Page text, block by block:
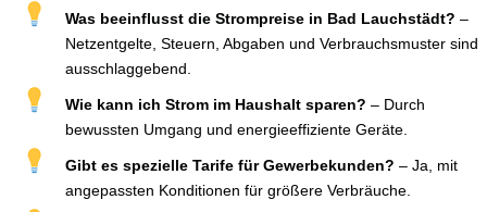
Was beeinflusst die Strompreise in Bad Lauchstädt? –
Netzentgelte, Steuern, Abgaben und Verbrauchsmuster sind
ausschlaggebend.
Wie kann ich Strom im Haushalt sparen? – Durch
bewussten Umgang und energieeffiziente Geräte.
Gibt es spezielle Tarife für Gewerbekunden? – Ja, mit
angepassten Konditionen für größere Verbräuche.